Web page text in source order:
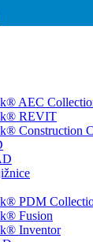
AEC
REVIT
Construction
PDM
Fusion
Inventor